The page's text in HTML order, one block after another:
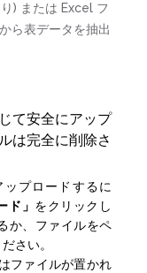
) または Excel フ
ら表データを抽出
て安全にアップ
は完全に削除さ
プロードするに
ド」 をクリックし
か、ファイルをペ
さい。
ファイルが置かれ